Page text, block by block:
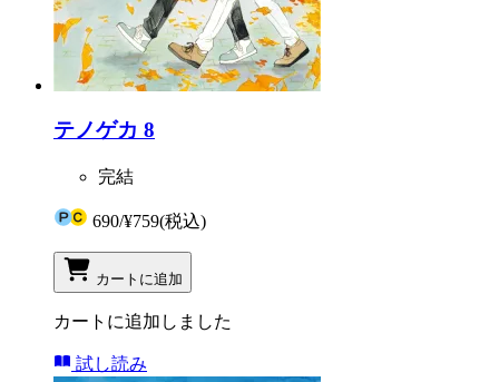
テノゲカ 8
完結
690/¥759(税込)
カートに追加
カートに追加しました
試し読み